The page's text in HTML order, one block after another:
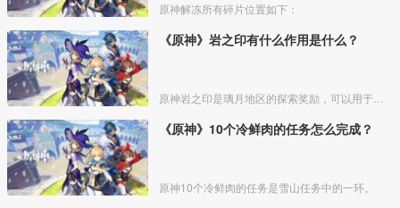
原神解冻所有碎片位置如下：
《原神》岩之印有什么作用是什么？
《原神》10个冷鲜肉的任务怎么完成？
原神10个冷鲜肉的任务是雪山任务中的一环。